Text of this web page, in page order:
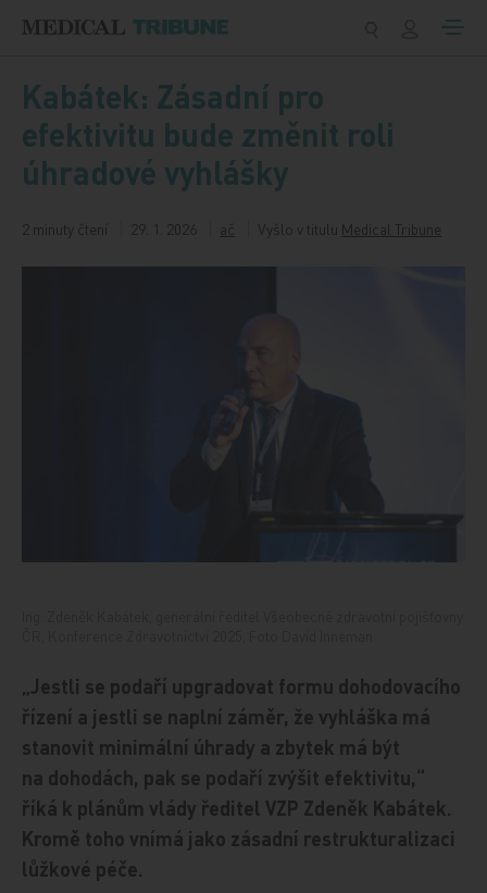
Kabátek: Zásadní pro
efektivitu bude změnit roli
úhradové vyhlášky
2 minuty čtení 29. 1. 2026 ač Vyšlo v titulu Medical Tribune
„Jestli se podaří upgradovat formu dohodovacího
řízení a jestli se naplní záměr, že vyhláška má
stanovit minimální úhrady a zbytek má být
na dohodách, pak se podaří zvýšit efektivitu,“
říká k plánům vlády ředitel VZP Zdeněk Kabátek.
Kromě toho vnímá jako zásadní restrukturalizaci
lůžkové péče.